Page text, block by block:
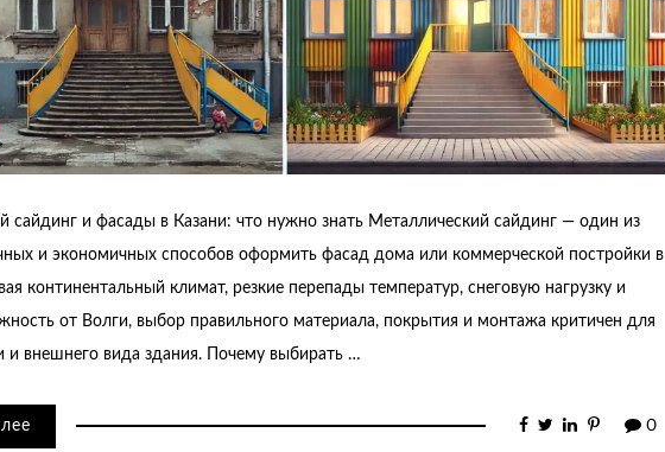
сайдинг и фасады в Казани: что нужно знать Металлический сайдинг — один из
и экономичных способов оформить фасад дома или коммерческой постройки в
континентальный климат, резкие перепады температур, снеговую нагрузку и
от Волги, выбор правильного материала, покрытия и монтажа критичен для
и внешнего вида здания. Почему выбирать …
0